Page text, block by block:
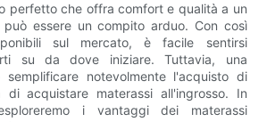
perfetto che offra comfort e qualità a un
essere un compito arduo. Con così
sul mercato, è facile sentirsi
su da dove iniziare. Tuttavia, una
semplificare notevolmente l'acquisto di
di acquistare materassi all'ingrosso. In
i vantaggi dei materassi